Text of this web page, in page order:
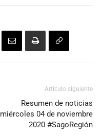
Artículo siguiente
Resumen de noticias
miércoles 04 de noviembre
2020 #SagoRegión